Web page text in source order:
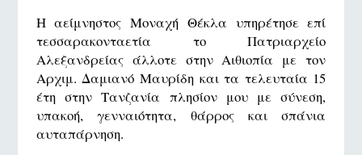
Η αείμνηστος Μοναχή Θέκλα υπηρέτησε επί
τεσσαρακονταετία το Πατριαρχείο
Αλεξανδρείας άλλοτε στην Αιθιοπία με τον
Αρχιμ. Δαμιανό Μαυρίδη και τα τελευταία 15
έτη στην Τανζανία πλησίον μου με σύνεση,
υπακοή, γενναιότητα, θάρρος και σπάνια
αυταπάρνηση.